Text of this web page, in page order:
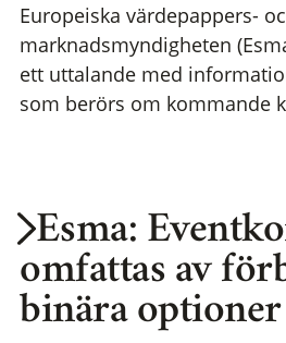
Europeiska värdepappers-
marknadsmyndigheten
ett uttalande med
som berörs om kommande
Esma:
omfattas av
binära optioner